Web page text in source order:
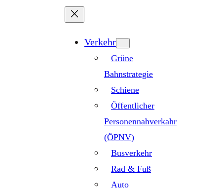
Verkehr
Grüne
Bahnstrategie
Schiene
Öffentlicher
Personennahverkahr
(ÖPNV)
Busverkehr
Rad & Fuß
Auto